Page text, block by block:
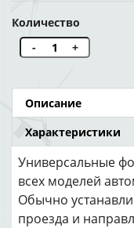
Количество
-
+
Описание
Характеристики
Универсальные
всех моделей
Обычно
проезда и